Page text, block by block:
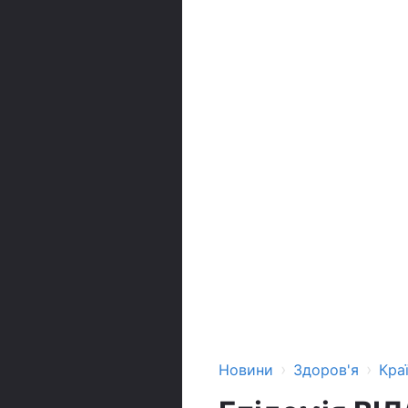
Новини › Здоров'я ›